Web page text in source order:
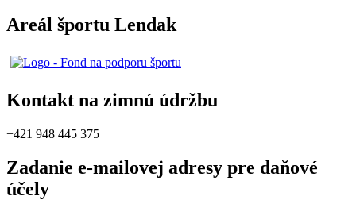
Areál športu Lendak
Kontakt na zimnú údržbu
+421 948 445 375
Zadanie e-mailovej adresy pre daňové
účely